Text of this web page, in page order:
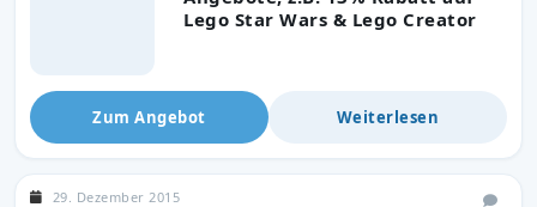
Lego Star Wars & Lego Creator
Zum Angebot Weiterlesen
29. Dezember 2015